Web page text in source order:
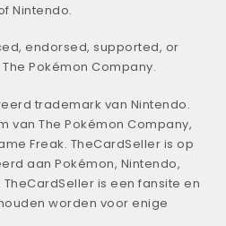
Nintendo.
endorsed, supported, or
Pokémon Company.
trademark van Nintendo.
van The Pokémon Company,
Freak. TheCardSeller is op
aan Pokémon, Nintendo,
is een fansite en
worden voor enige